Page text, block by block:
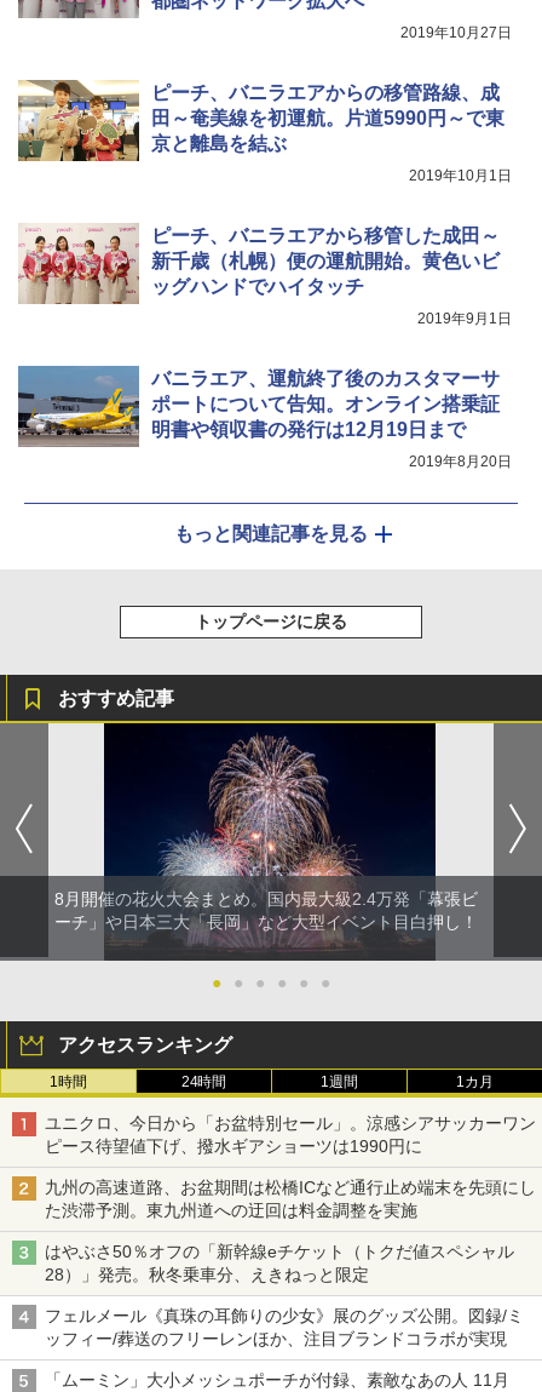
HYREKK 八角形タープ 防水タープ 3×4.5m
ブラックラバーコーティング UPF50+ UVカ
ット 5000mm耐水圧 210D生地 遮光
2019年10月27日
ピーチ、バニラエアからの移管路線、成
田～奄美線を初運航。片道5990円～で東
京と離島を結ぶ
2019年10月1日
ピーチ、バニラエアから移管した成田～
新千歳（札幌）便の運航開始。黄色いビ
ッグハンドでハイタッチ
2019年9月1日
バニラエア、運航終了後のカスタマーサ
ポートについて告知。オンライン搭乗証
明書や領収書の発行は12月19日まで
2019年8月20日
もっと関連記事を見る
トップページに戻る
おすすめ記事
8月開催の花火大会まとめ。国内最大級2.4万発「幕張ビ
ーチ」や日本三大「長岡」など大型イベント目白押し！
● ● ● ● ● ●
アクセスランキング
1時間 24時間 1週間 1カ月
ユニクロ、今日から「お盆特別セール」。涼感シアサッカーワン
ピース待望値下げ、撥水ギアショーツは1990円に
九州の高速道路、お盆期間は松橋ICなど通行止め端末を先頭にし
た渋滞予測。東九州道への迂回は料金調整を実施
はやぶさ50％オフの「新幹線eチケット（トクだ値スペシャル
28）」発売。秋冬乗車分、えきねっと限定
フェルメール《真珠の耳飾りの少女》展のグッズ公開。図録/ミ
ッフィー/葬送のフリーレンほか、注目ブランドコラボが実現
「ムーミン」大小メッシュポーチが付録、素敵なあの人 11月